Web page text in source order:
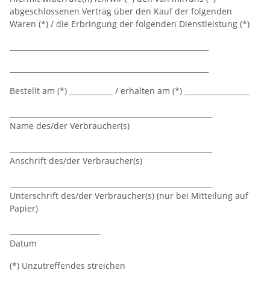
abgeschlossenen Vertrag über den Kauf der folgenden
Waren (*) / die Erbringung der folgenden Dienstleistung (*)
Bestellt am (*) ____________ / erhalten am (*) __________________
Name des/der Verbraucher(s)
Anschrift des/der Verbraucher(s)
Unterschrift des/der Verbraucher(s) (nur bei Mitteilung auf
Papier)
Datum
(*) Unzutreffendes streichen